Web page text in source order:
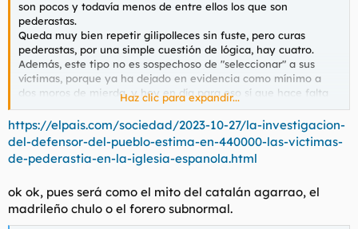
son pocos y todavía menos de entre ellos los que son
pederastas.
Queda muy bien repetir gilipolleces sin fuste, pero curas
pederastas, por una simple cuestión de lógica, hay cuatro.
Además, este tipo no es sospechoso de "seleccionar" a sus
víctimas, porque ya ha dejado en evidencia como mínimo a
dos moros de mierda, y hoy en día para eso sí que hace falta
cojones en esta mierda de sociedad progre, y no para linchar
en público a un cura, que eso ya se sabe que la marea de
borregos humanos de este país lo iba a jalear, aprobar y
disfrutar.
A los moros pederastas de mierda sí que se atreve, y para eso
progre de mierda, pro musulmana y anti católica.
Haz clic para expandir...
https://elpais.com/sociedad/2023-10-27/la-investigacion-
del-defensor-del-pueblo-estima-en-440000-las-victimas-
de-pederastia-en-la-iglesia-espanola.html
ok ok, pues será como el mito del catalán agarrao, el
madrileño chulo o el forero subnormal.